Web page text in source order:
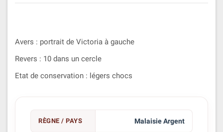
Avers : portrait de Victoria à gauche
Revers : 10 dans un cercle
Etat de conservation : légers chocs
RÈGNE / PAYS Malaisie Argent